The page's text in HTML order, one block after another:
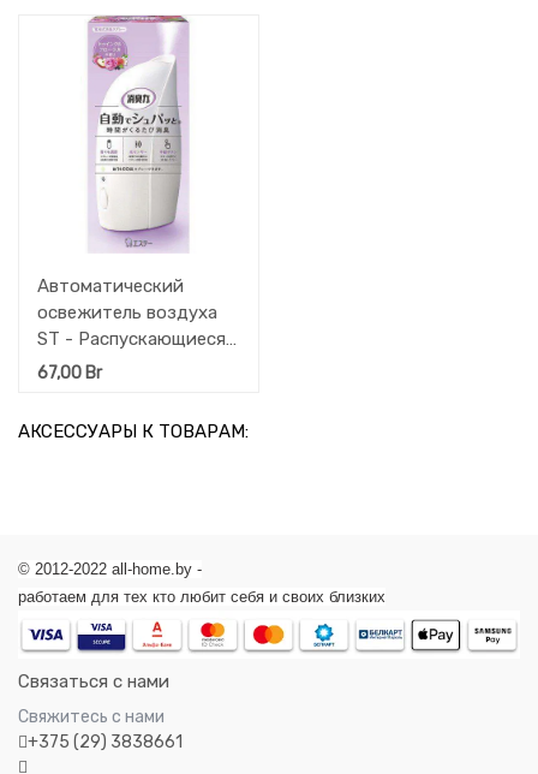
Автоматический
освежитель воздуха
ST - Распускающиеся
цветы (корпус +
67,00 Br
АКСЕССУАРЫ К ТОВАРАМ:
© 2012-2022 all-home.by -
работаем для тех кто любит себя и своих близких
Связаться с нами
Свяжитесь с нами
+375 (29) 3838661